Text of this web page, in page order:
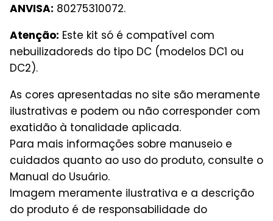
ANVISA: 80275310072.
Atenção: Este kit só é compatível com
nebuilizadoreds do tipo DC (modelos DC1 ou
DC2).
As cores apresentadas no site são meramente
ilustrativas e podem ou não corresponder com
exatidão à tonalidade aplicada.
Para mais informações sobre manuseio e
cuidados quanto ao uso do produto, consulte o
Manual do Usuário.
Imagem meramente ilustrativa e a descrição
do produto é de responsabilidade do